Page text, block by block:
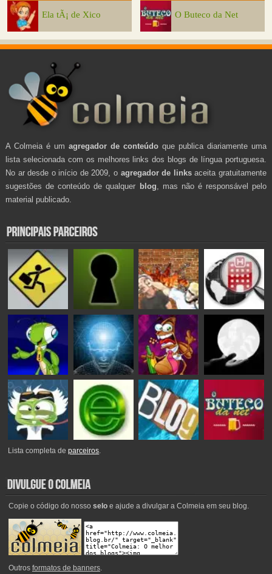
Ela tÃ¡ de Xico O Buteco da Net
A Colmeia é um agregador de conteúdo que publica diariamente uma
lista selecionada com os melhores links dos blogs de língua portuguesa.
No ar desde o início de 2009, o agregador de linksaceita gratuitamente
sugestões de conteúdo de qualquer blog , mas não é responsável pelo
material publicado.
Lista completa deparceiros.
Copie o código do nosso seloe ajude a divulgar a Colmeia em seu blog.
Outros formatos de banners.